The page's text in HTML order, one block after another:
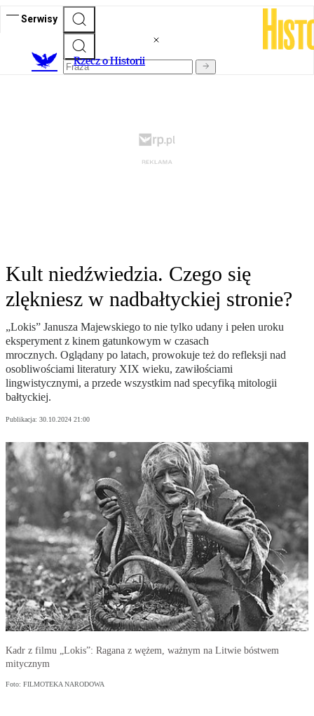
Serwisy
Rzecz o Historii
Kult niedźwiedzia. Czego się
zlękniesz w nadbałtyckiej stronie?
„Lokis” Janusza Majewskiego to nie tylko udany i pełen uroku
eksperyment z kinem gatunkowym w czasach
mrocznych. Oglądany po latach, prowokuje też do refleksji nad
osobliwościami literatury XIX wieku, zawiłościami
lingwistycznymi, a przede wszystkim nad specyfiką mitologii
bałtyckiej.
Publikacja: 30.10.2024 21:00
Kadr z filmu „Lokis”: Ragana z wężem, ważnym na Litwie bóstwem
mitycznym
Foto: FILMOTEKA NARODOWA